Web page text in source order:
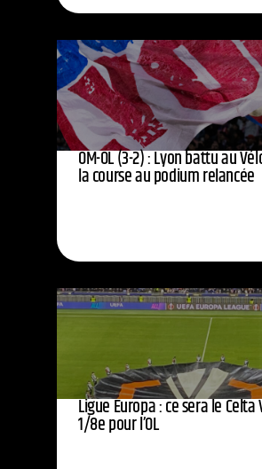
OM-OL (3-2) : Lyon battu au
la course au podium relancée
Ligue Europa : ce sera le Celta
1/8e pour l’OL